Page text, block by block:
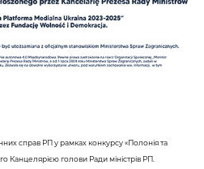
справ РП у рамках конкурсу «Полонія та
голови Ради міністрів РП.